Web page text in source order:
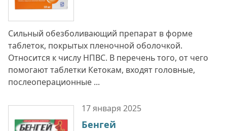
Сильный обезболивающий препарат в форме
таблеток, покрытых пленочной оболочкой.
Относится к числу НПВС. В перечень того, от чего
помогают таблетки Кетокам, входят головные,
послеоперационные ...
17 января 2025
Бенгей